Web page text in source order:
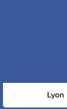
Lyon